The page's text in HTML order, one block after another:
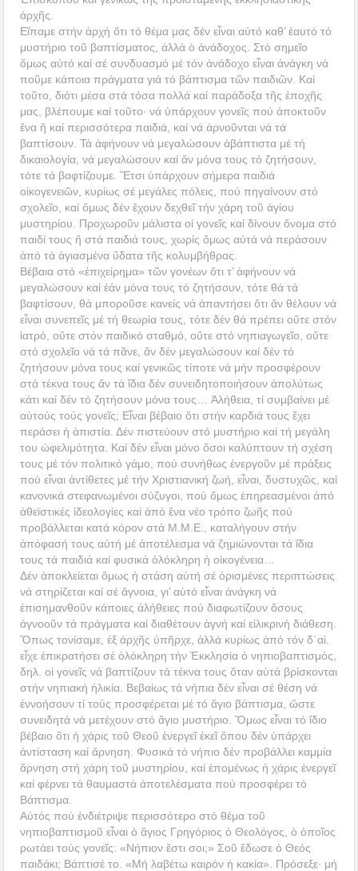
ἀρχῆς.
Εἴπαμε στήν ἀρχή ὅτι τό θέμα μας δέν εἶναι αὐτό καθ’ ἑαυτό τό
μυστήριο τοῦ βαπτίσματος, ἀλλά ὁ ἀνάδοχος. Στό σημεῖο
ὅμως αὐτό καί σέ συνδυασμό μέ τόν ἀνάδοχο εἶναι ἀνάγκη νά
ποῦμε κάποια πράγματα γιά τό βάπτισμα τῶν παιδιῶν. Καί
τοῦτο, διότι μέσα στά τόσα πολλά καί παράδοξα τῆς ἐποχῆς
μας, βλέπουμε καί τοῦτο· νά ὑπάρχουν γονεῖς πού ἀποκτοῦν
ἕνα ἤ καί περισσότερα παιδιά, καί νά ἀρνοῦνται νά τά
βαπτίσουν. Τά ἀφήνουν νά μεγαλώσουν ἀβάπτιστα μέ τή
δικαιολογία, νά μεγαλώσουν καί ἄν μόνα τους τό ζητήσουν,
τότε τά βαφτίζουμε. Ἔτσι ὑπάρχουν σήμερα παιδιά
οἰκογενειῶν, κυρίως σέ μεγάλες πόλεις, πού πηγαίνουν στό
σχολεῖο, καί ὅμως δέν ἔχουν δεχθεῖ τήν χάρη τοῦ ἁγίου
μυστηρίου. Προχωροῦν μάλιστα οἱ γονεῖς καί δίνουν ὄνομα στό
παιδί τους ἤ στά παιδιά τους, χωρίς ὅμως αὐτά νά περάσουν
ἀπό τά ἁγιασμένα ὕδατα τῆς κολυμβήθρας.
Βέβαια στό «ἐπιχείρημα» τῶν γονέων ὅτι τ’ ἀφήνουν νά
μεγαλώσουν καί ἐάν μόνα τους τό ζητήσουν, τότε θά τά
βαφτίσουν, θά μποροῦσε κανείς νά ἀπαντήσει ὅτι ἄν θέλουν νά
εἶναι συνεπεῖς μέ τή θεωρία τους, τότε δέν θά πρέπει οὔτε στόν
ἰατρό, οὔτε στόν παιδικό σταθμό, οὔτε στό νηπιαγωγεῖο, οὔτε
στό σχολεῖο νά τά πᾶνε, ἄν δέν μεγαλώσουν καί δέν τό
ζητήσουν μόνα τους καί γενικῶς τίποτε νά μήν προσφέρουν
στά τέκνα τους ἄν τά ἴδια δέν συνειδητοποιήσουν ἀπολύτως
κάτι καί δέν τό ζητήσουν μόνα τους… Ἀλήθεια, τί συμβαίνει μέ
αὐτούς τούς γονεῖς; Εἶναι βέβαιο ὅτι στήν καρδιά τους ἔχει
περάσει ἡ ἀπιστία. Δέν πιστεύουν στό μυστήριο καί τή μεγάλη
του ὠφελιμότητα. Καί δέν εἶναι μόνο ὅσοι καλύπτουν τή σχέση
τους μέ τόν πολιτικό γάμο, πού συνήθως ἐνεργοῦν μέ πράξεις
πού εἶναι ἀντίθετες μέ τήν Χριστιανική ζωή, εἶναι, δυστυχῶς, καί
κανονικά στεφανωμένοι σύζυγοι, πού ὅμως ἐπηρεασμένοι ἀπό
ἀθεϊστικές ἰδεολογίες καί ἀπό ἕνα νέο τρόπο ζωῆς πού
προβάλλεται κατά κόρον στά Μ.Μ.Ε., καταλήγουν στήν
ἀπόφασή τους αὐτή μέ ἀποτέλεσμα νά ζημιώνονται τά ἴδια
τους τά παιδιά καί φυσικά ὁλόκληρη ἡ οἰκογένεια…
Δέν ἀποκλείεται ὅμως ἡ στάση αὐτή σέ ὁρισμένες περιπτώσεις
νά στηρίζεται καί σέ ἄγνοια, γι’ αὐτό εἶναι ἀνάγκη νά
ἐπισημανθοῦν κάποιες ἀλήθειες πού διαφωτίζουν ὅσους
ἀγνοοῦν τά πράγματα καί διαθέτουν ἁγνή καί εἰλικρινή διάθεση.
Ὅπως τονίσαμε, ἐξ άρχῆς ὑπῆρχε, ἀλλά κυρίως ἀπό τόν δ΄αἰ.
εἶχε ἐπικρατήσει σέ ὁλόκληρη τήν Ἐκκλησία ὁ νηπιοβαπτισμός,
δηλ. οἱ γονεῖς νά βαπτίζουν τά τέκνα τους ὅταν αὐτά βρίσκονται
στήν νηπιακή ἡλικία. Βεβαίως τά νήπια δέν εἶναι σέ θέση νά
ἐννοήσουν τί τούς προσφέρεται μέ τό ἅγιο βάπτισμα, ὥστε
συνειδητά νά μετέχουν στό ἅγιο μυστήριο. Ὅμως εἶναι τό ἴδιο
βέβαιο ὅτι ἡ χάρις τοῦ Θεοῦ ἐνεργεῖ ἐκεῖ ὅπου δέν ὑπάρχει
ἀντίσταση καί ἄρνηση. Φυσικά τό νήπιο δέν προβάλλει καμμία
ἄρνηση στή χάρη τοῦ μυστηρίου, καί ἑπομένως ἡ χάρις ἐνεργεῖ
καί φέρνει τά θαυμαστά ἀποτελέσματα πού προσφέρει τό
Βάπτισμα.
Αὐτός πού ἐνδιέτριψε περισσότερο στό θέμα τοῦ
νηπιοβαπτισμοῦ εἶναι ὁ ἅγιος Γρηγόριος ὁ Θεολόγος, ὁ ὁποῖος
ρωτάει τούς γονεῖς: «Νήπιον ἔστι σοι;» Σοῦ ἔδωσε ὁ Θεός
παιδάκι; Βάπτισέ το. «Μή λαβέτω καιρόν ἡ κακία». Πρόσεξε· μή